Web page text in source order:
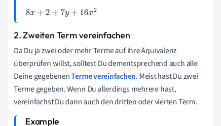
8x+ 2+ 7y +16x2
2. Zweiten Term vereinfachen
Da Du ja zwei oder mehr Terme auf ihre Äquivalenz
überprüfen willst, solltest Du dementsprechend auch alle
Deine gegebenenTerme vereinfachen. Meist hast Du zwei
Terme gegeben. Wenn Du allerdings mehrere hast,
vereinfachst Du dann auch den dritten oder vierten Term.